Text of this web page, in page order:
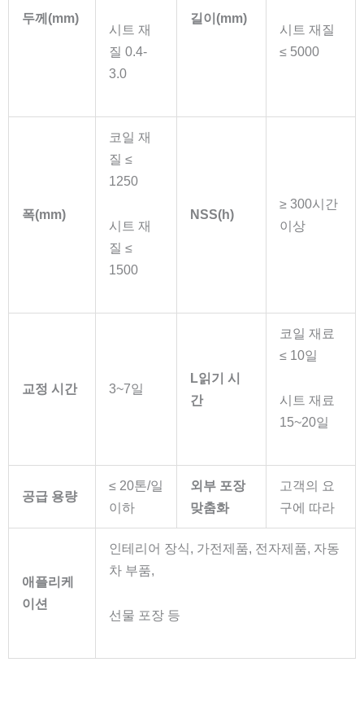
두께(mm)
시트 재
질 0.4-
3.0
길이(mm)
시트 재질
≤ 5000
폭(mm)
코일 재
질 ≤
1250
시트 재
질 ≤
1500
NSS(h)
≥ 300시간
이상
교정 시간 3~7일
L읽기 시
간
코일 재료
≤ 10일
시트 재료
15~20일
공급 용량
≤ 20톤/일
이하
외부 포장
맞춤화
고객의 요
구에 따라
애플리케
이션
인테리어 장식, 가전제품, 전자제품, 자동
차 부품,
선물 포장 등